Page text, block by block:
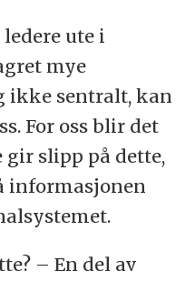
ute i
mye
ikke sentralt, kan
For oss blir det
slipp på dette,
informasjonen
– En del av